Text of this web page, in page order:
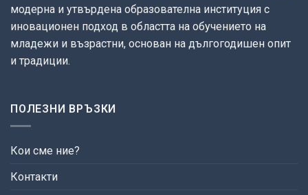
модерна и утвърдена образователна институция с
иновационен подход в областта на обучението на
младежи и възрастни, основан на дългогодишен опит
и традиции.
ПОЛЕЗНИ ВРЪЗКИ
Кои сме ние?
Контакти